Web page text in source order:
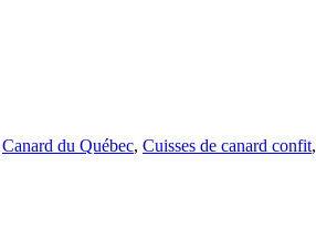
Canard du Québec, Cuisses de canard confit,